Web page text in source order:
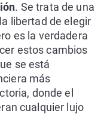
. Se trata de una
libertad de elegir
es la verdadera
estos cambios
se está
más
donde el
cualquier lujo